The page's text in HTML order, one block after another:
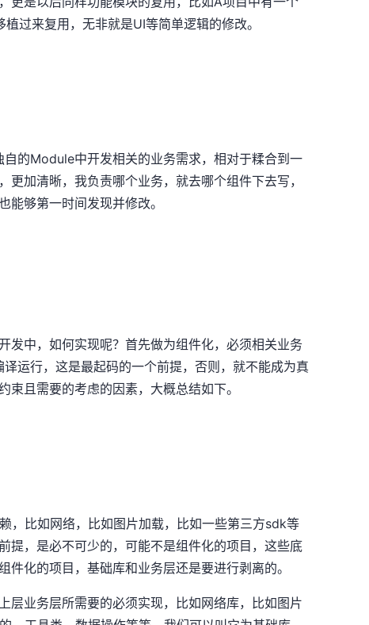
过来复用，无非就是UI等简单逻辑的修改。
的Module中开发相关的业务需求，相对于糅合到一
加清晰，我负责哪个业务，就去哪个组件下去写，
能够第一时间发现并修改。
发中，如何实现呢？首先做为组件化，必须相关业务
运行，这是最起码的一个前提，否则，就不能成为真
且需要的考虑的因素，大概总结如下。
，比如网络，比如图片加载，比如一些第三方sdk等
提，是必不可少的，可能不是组件化的项目，这些底
化的项目，基础库和业务层还是要进行剥离的。
层业务层所需要的必须实现，比如网络库，比如图片